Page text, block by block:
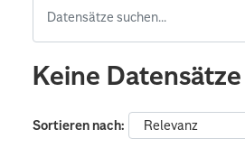
Keine
Sortieren nach